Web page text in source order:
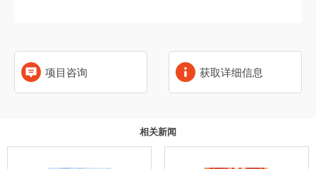
项目咨询 获取详细信息
相关新闻